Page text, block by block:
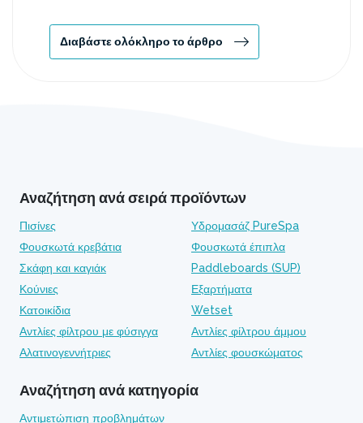
ανταλλακτικά.
Διαβάστε ολόκληρο το άρθρο
Αναζήτηση ανά σειρά προϊόντων
Πισίνες
Υδρομασάζ PureSpa
Φουσκωτά κρεβάτια
Φουσκωτά έπιπλα
Σκάφη και καγιάκ
Paddleboards (SUP)
Κούνιες
Εξαρτήματα
Κατοικίδια
Wetset
Αντλίες φίλτρου με φύσιγγα
Αντλίες φίλτρου άμμου
Αλατινογεννήτριες
Αντλίες φουσκώματος
Αναζήτηση ανά κατηγορία
Αντιμετώπιση προβλημάτων